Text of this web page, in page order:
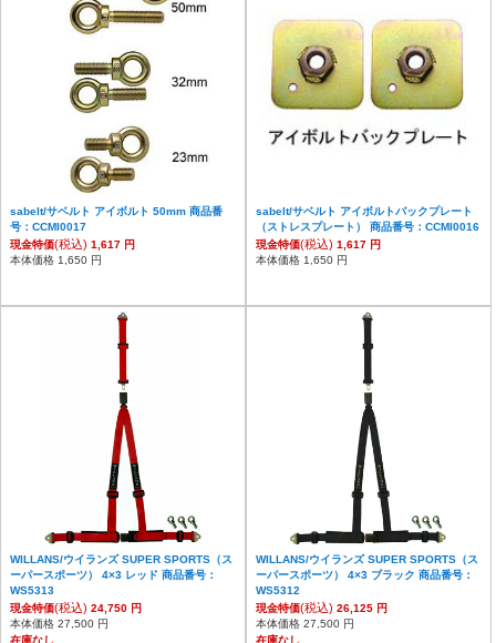
sabelt/サベルト アイボルト 50mm 商品番
号：CCMI0017
現金特価(税込) 1,617 円
本体価格 1,650 円
sabelt/サベルト アイボルトバックプレート
（ストレスプレート） 商品番号：CCMI0016
現金特価(税込) 1,617 円
本体価格 1,650 円
WILLANS/ウイランズ SUPER SPORTS（ス
ーパースポーツ） 4×3 レッド 商品番号：
WS5313
現金特価(税込) 24,750 円
本体価格 27,500 円
WILLANS/ウイランズ SUPER SPORTS（ス
ーパースポーツ） 4×3 ブラック 商品番号：
WS5312
現金特価(税込) 26,125 円
本体価格 27,500 円